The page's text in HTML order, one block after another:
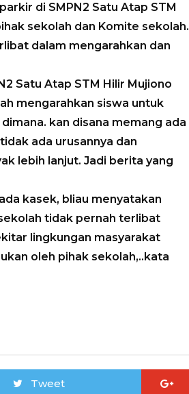
di SMPN2 Satu Atap STM
sekolah dan Komite sekolah.
dalam mengarahkan dan
Satu Atap STM Hilir Mujiono
mengarahkan siswa untuk
kan disana memang ada
ada urusannya dan
lebih lanjut. Jadi berita yang
kasek, bliau menyatakan
tidak pernah terlibat
lingkungan masyarakat
oleh pihak sekolah,..kata
Tweet